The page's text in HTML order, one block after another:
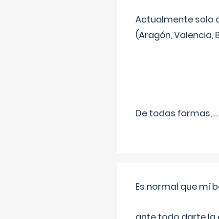
Actualmente solo
(Aragón, Valencia,
De todas formas, ...
Es normal que mí